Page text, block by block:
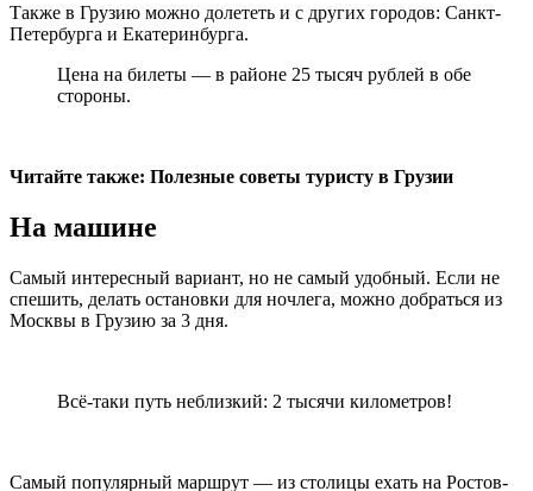
Также в Грузию можно долететь и с других городов: Санкт-
Петербурга и Екатеринбурга.
Цена на билеты — в районе 25 тысяч рублей в обе
стороны.
Читайте также: Полезные советы туристу в Грузии
На машине
Самый интересный вариант, но не самый удобный. Если не
спешить, делать остановки для ночлега, можно добраться из
Москвы в Грузию за 3 дня.
Всё-таки путь неблизкий: 2 тысячи километров!
Самый популярный маршрут — из столицы ехать на Ростов-